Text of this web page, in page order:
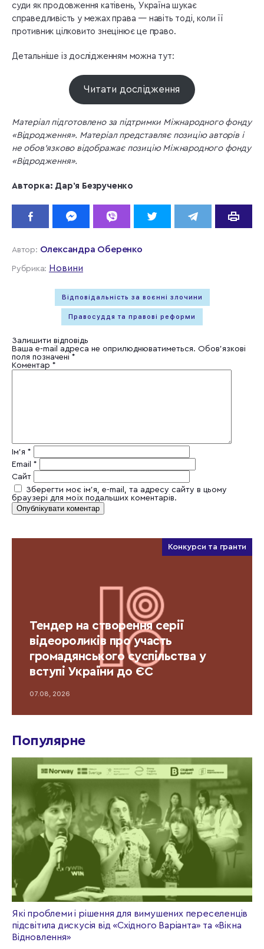
суди як продовження катівень, Україна шукає
справедливість у межах права — навіть тоді, коли її
противник цілковито знецінює це право.
Детальніше із дослідженням можна тут:
Читати дослідження
Матеріал підготовлено за підтримки Міжнародного фонду
«Відродження». Матеріал представляє позицію авторів і
не обов’язково відображає позицію Міжнародного фонду
«Відродження».
Авторка: Дарʼя Безрученко
Автор: Олександра Оберенко
Рубрика: Новини
Відповідальність за воєнні злочини
Правосуддя та правові реформи
Залишити відповідь
Ваша e-mail адреса не оприлюднюватиметься. Обов’язкові
поля позначені *
Коментар *
Ім'я *
Email *
Сайт
Зберегти моє ім'я, e-mail, та адресу сайту в цьому
браузері для моїх подальших коментарів.
Конкурси та гранти
Тендер на створення серії
відеороликів про участь
громадянського суспільства у
вступі України до ЄС
07.08, 2026
Популярне
Які проблеми і рішення для вимушених переселенців
підсвітила дискусія від «Східного Варіанта» та «Вікна
Відновлення»